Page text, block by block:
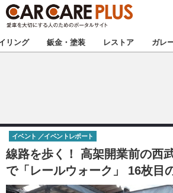
★カーケアプラス認定★ 厳選プロシ
甲信越
東海
中国
リング 鈑金・塗装 レストア ガレ
線路を歩く！ 高架開業前の西
で「レールウォーク」 16枚目
イベント イベントレポート